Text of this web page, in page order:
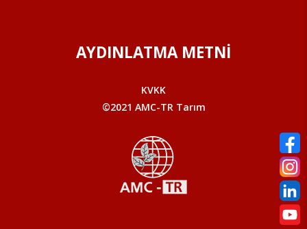
AYDINLATMA METNİ
KVKK
©2021 AMC-TR Tarım